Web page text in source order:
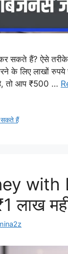
सकते हैं? ऐसे
के लिए लाखों रुपये
है, तो आप ₹500 …
सकते हैं
with
लाख